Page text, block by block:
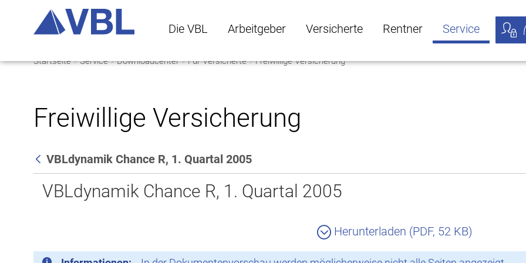
Die VBL
Die VBL Untermenü öffnen
Arbeitgeber
Arbeitgeber Untermenü öffnen
Versicherte
Versicherte Untermenü öffnen
Rentner Service
Startseite Service Downloadcenter Für Versicherte Freiwillige Versicherung
Freiwillige Versicherung
Zurück
VBLdynamik Chance R, 1. Quartal 2005
VBLdynamik Chance R, 1. Quartal 2005
Herunterladen (PDF, 52 KB)